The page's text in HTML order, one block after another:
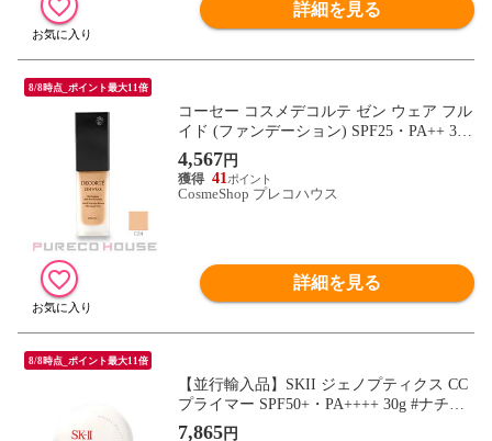
詳細を見る
8/8時点_ポイント最大11倍
コーセー コスメデコルテ ゼン ウェア フル
イド (ファンデーション) SPF25・PA++ 30
ml #C24
4,567 円
41
CosmeShop プレコハウス
詳細を見る
8/8時点_ポイント最大11倍
【並行輸入品】SKII ジェノプティクス CC
プライマー SPF50+・PA++++ 30g #ナチュ
ラルベージュ 【 SK2 SK-2 SKII SK-II エス
7,865円